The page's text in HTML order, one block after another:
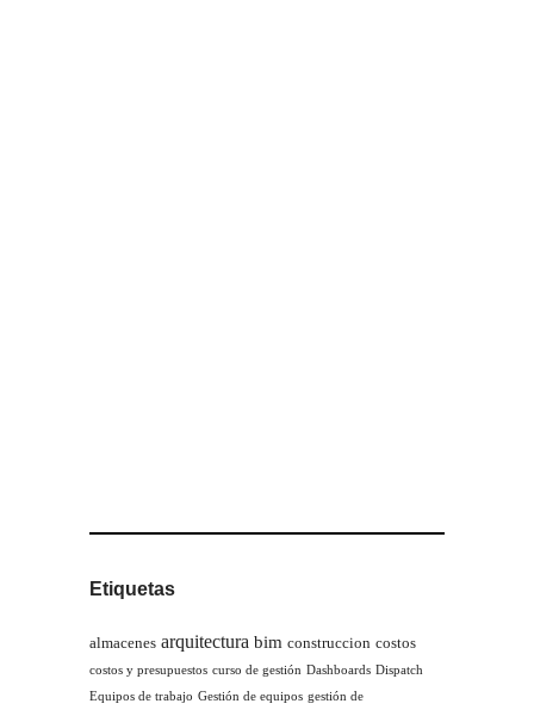
Etiquetas
almacenes arquitectura bim construccion costos
costos y presupuestos curso de gestión Dashboards Dispatch
Equipos de trabajo Gestión de equipos gestión de